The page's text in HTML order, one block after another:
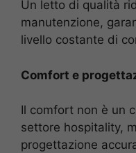
Un letto di qualità
manutenzione,
livello costante di
Comfort e
Il comfort non è un
settore hospitality,
progettazione